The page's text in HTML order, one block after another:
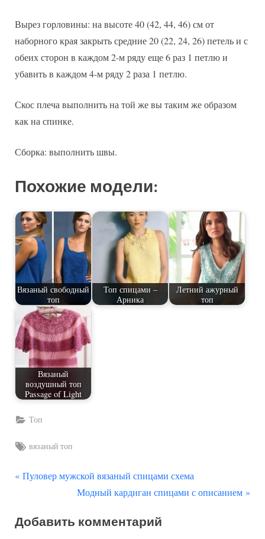
Вырез горловины: на высоте 40 (42, 44, 46) см от
наборного края закрыть средние 20 (22, 24, 26) петель и с
обеих сторон в каждом 2-м ряду еще 6 раз 1 петлю и
убавить в каждом 4-м ряду 2 раза 1 петлю.
Скос плеча выполнить на той же вы таким же образом
как на спинке.
Сборка: выполнить швы.
Похожие модели:
Вязаный свободный
топ
Топ спицами –
Арника
Летний ажурный
топ
Вязаный
воздушный топ
Passage of Light
Топ
Tags:
вязаный топ
Навигация
записям
П
д
Пуловер мужской вязаный спицами схема
С
е
Модный кардиган спицами с описанием
Добавить комментарий